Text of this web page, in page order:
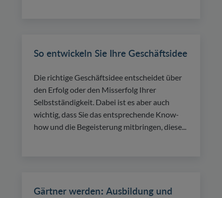
So entwickeln Sie Ihre Geschäftsidee
Die richtige Geschäftsidee entscheidet über
den Erfolg oder den Misserfolg Ihrer
Selbstständigkeit. Dabei ist es aber auch
wichtig, dass Sie das entsprechende Know-
how und die Begeisterung mitbringen, diese...
Gärtner werden: Ausbildung und